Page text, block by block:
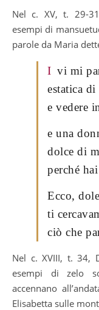
Nel c. XV, t. 29-
esempi di
parole da Maria
I vi mi
estatica
e vedere
e una
dolce di
perché
Ecco,
ti
ciò che
Nel c. XVIII, t. 34,
esempi di zelo
accennano
Elisabetta sulle